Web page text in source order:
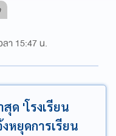
า 15:47 น.
ด 'โรงเรียน
หยุดการเรียน